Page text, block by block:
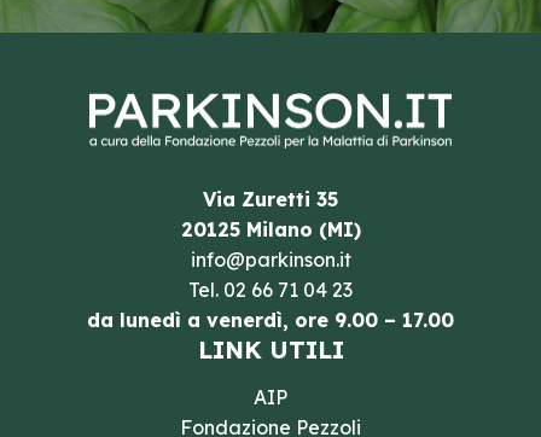
Via Zuretti 35
20125 Milano (MI)
info@parkinson.it
Tel. 02 66 71 04 23
da lunedì a venerdì, ore 9.00 – 17.00
LINK UTILI
AIP
Fondazione Pezzoli